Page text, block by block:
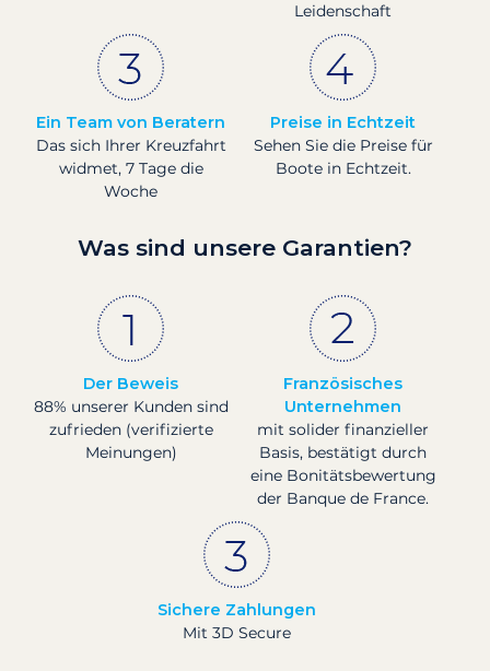
Leidenschaft
Ein Team von Beratern
Das sich Ihrer Kreuzfahrt
widmet, 7 Tage die
Woche
Preise in Echtzeit
Sehen Sie die Preise für
Boote in Echtzeit.
Was sind unsere Garantien?
Der Beweis
88% unserer Kunden sind
zufrieden (verifizierte
Meinungen)
Französisches
Unternehmen
mit solider finanzieller
Basis, bestätigt durch
eine Bonitätsbewertung
der Banque de France.
Sichere Zahlungen
Mit 3D Secure